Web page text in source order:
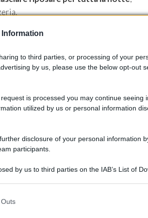
Information
to third parties, or processing of your
by us, please use the below opt-out
is processed you may continue seeing
utilized by us or personal information
disclosure of your personal information
participants.
by us to third parties on the IAB’s List of
to your visit or usage behaviour. You may
ancora presente. Se lo è applicare
bene
di un’automobile.